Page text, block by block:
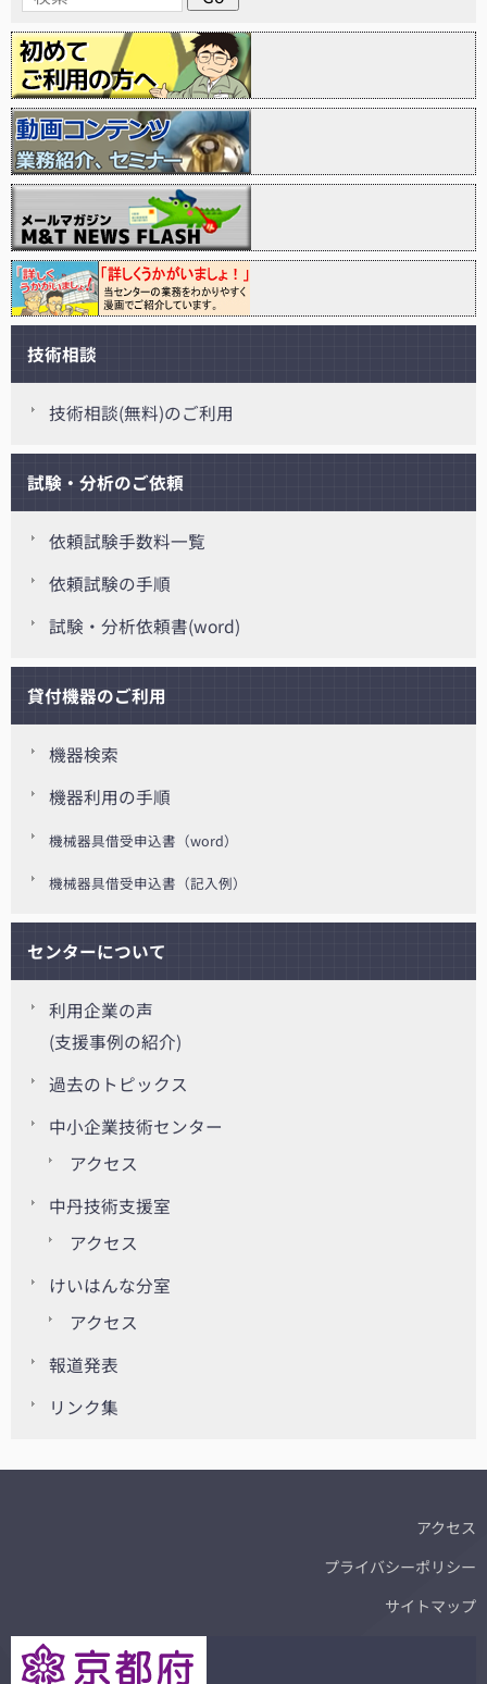
技術相談
技術相談(無料)のご利用
試験・分析のご依頼
依頼試験手数料一覧
依頼試験の手順
試験・分析依頼書(word)
貸付機器のご利用
機器検索
機器利用の手順
機械器具借受申込書（word）
機械器具借受申込書（記入例）
センターについて
利用企業の声
(支援事例の紹介)
過去のトピックス
中小企業技術センター
アクセス
中丹技術支援室
アクセス
けいはんな分室
アクセス
報道発表
リンク集
アクセス
プライバシーポリシー
サイトマップ